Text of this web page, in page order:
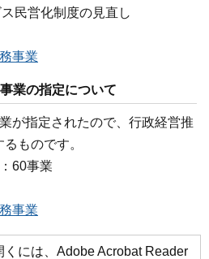
民営化制度の見直し
事業
業の指定について
が指定されたので、行政経営推
ものです。
60事業
事業
には、Adobe Acrobat Reader